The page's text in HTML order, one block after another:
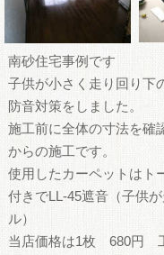
南砂住宅事例です
子供が小さく走り回り下
防音対策をしました。
施工前に全体の寸法を確
からの施工です。
使用したカーペットは
付きでLL-45遮音（子供
ル）
当店価格は1枚 680円